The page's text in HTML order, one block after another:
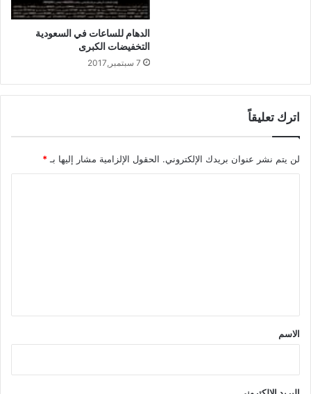
الدهام للساعات في السعودية
التخفيضات الكبرى
7 سبتمبر,2017
اترك تعليقاً
لن يتم نشر عنوان بريدك الإلكتروني. الحقول الإلزامية مشار إليها بـ *
*
الاسم